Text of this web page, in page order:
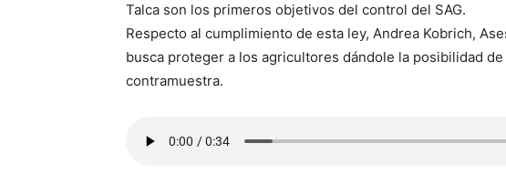
Talca son los primeros objetivos del control del SAG.
Respecto al cumplimiento de esta ley, Andrea Kobrich,
busca proteger a los agricultores dándole la posibilidad
contramuestra.